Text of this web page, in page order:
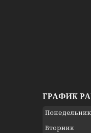
ГРАФИК
Понедельник
Вторник